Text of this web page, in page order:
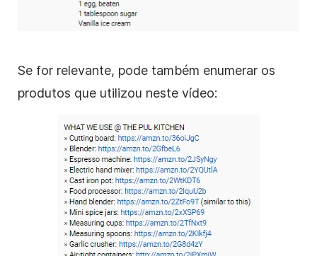
Se for relevante, pode também enumerar os
produtos que utilizou neste vídeo: